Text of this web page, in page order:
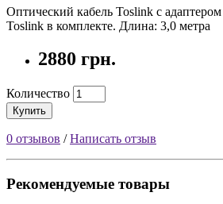
Оптический кабель Toslink с
Toslink в комплекте. Длина: 3,0 метра
2880 грн.
Количество
Купить
0 отзывов /Написать отзыв
Рекомендуемые товары